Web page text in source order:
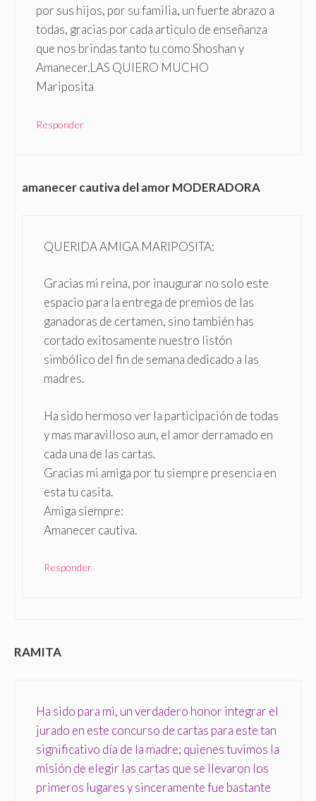
por sus hijos, por su familia, un fuerte abrazo a
todas, gracias por cada articulo de enseñanza
que nos brindas tanto tu como Shoshan y
Amanecer.LAS QUIERO MUCHO
Mariposita
Responder
amanecer cautiva del amor MODERADORA
QUERIDA AMIGA MARIPOSITA:
Gracias mi reina, por inaugurar no solo este
espacio para la entrega de premios de las
ganadoras de certamen, sino también has
cortado exitosamente nuestro listón
simbólico del fin de semana dedicado a las
madres.
Ha sido hermoso ver la participación de todas
y mas maravilloso aun, el amor derramado en
cada una de las cartas.
Gracias mi amiga por tu siempre presencia en
esta tu casita.
Amiga siempre:
Amanecer cautiva.
Responder
RAMITA
Ha sido para mi, un verdadero honor integrar el
jurado en este concurso de cartas para este tan
significativo día de la madre; quienes tuvimos la
misión de elegir las cartas que se llevaron los
primeros lugares y sinceramente fue bastante